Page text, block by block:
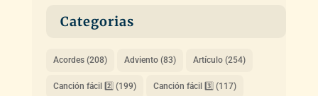
Categorias
Acordes(208) Adviento(83) Artículo(254)
Canción fácil 2️⃣ (199) Canción fácil 3️⃣ (117)